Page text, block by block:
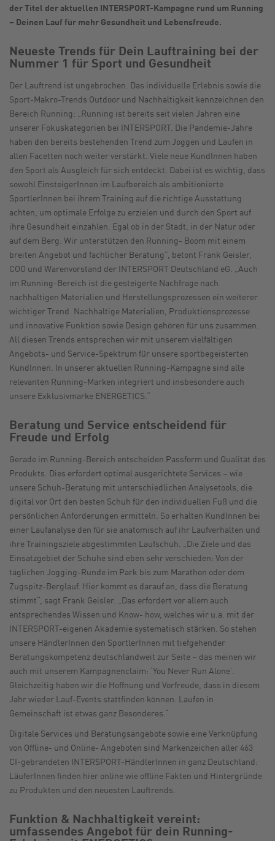
der Titel der aktuellen INTERSPORT-Kampagne rund um Running
– Deinen Lauf für mehr Gesundheit und Lebensfreude.
Neueste Trends für Dein Lauftraining bei der
Nummer 1 für Sport und Gesundheit
Der Lauftrend ist ungebrochen. Das individuelle Erlebnis sowie die
Sport-Makro-Trends Outdoor und Nachhaltigkeit kennzeichnen den
Bereich Running: „Running ist bereits seit vielen Jahren eine
unserer Fokuskategorien bei INTERSPORT. Die Pandemie-Jahre
haben den bereits bestehenden Trend zum Joggen und Laufen in
allen Facetten noch weiter verstärkt. Viele neue KundInnen haben
den Sport als Ausgleich für sich entdeckt. Dabei ist es wichtig, dass
sowohl EinsteigerInnen im Laufbereich als ambitionierte
SportlerInnen bei ihrem Training auf die richtige Ausstattung
achten, um optimale Erfolge zu erzielen und durch den Sport auf
ihre Gesundheit einzahlen. Egal ob in der Stadt, in der Natur oder
auf dem Berg: Wir unterstützen den Running- Boom mit einem
breiten Angebot und fachlicher Beratung”, betont Frank Geisler,
COO und Warenvorstand der INTERSPORT Deutschland eG. „Auch
im Running-Bereich ist die gesteigerte Nachfrage nach
nachhaltigen Materialien und Herstellungsprozessen ein weiterer
wichtiger Trend. Nachhaltige Materialien, Produktionsprozesse
und innovative Funktion sowie Design gehören für uns zusammen.
All diesen Trends entsprechen wir mit unserem vielfältigen
Angebots- und Service-Spektrum für unsere sportbegeisterten
KundInnen. In unserer aktuellen Running-Kampagne sind alle
relevanten Running-Marken integriert und insbesondere auch
unsere Exklusivmarke ENERGETICS.“
Beratung und Service entscheidend für
Freude und Erfolg
Gerade im Running-Bereich entscheiden Passform und Qualität des
Produkts. Dies erfordert optimal ausgerichtete Services – wie
unsere Schuh-Beratung mit unterschiedlichen Analysetools, die
digital vor Ort den besten Schuh für den individuellen Fuß und die
persönlichen Anforderungen ermitteln. So erhalten KundInnen bei
einer Laufanalyse den für sie anatomisch auf ihr Laufverhalten und
ihre Trainingsziele abgestimmten Laufschuh. „Die Ziele und das
Einsatzgebiet der Schuhe sind eben sehr verschieden: Von der
täglichen Jogging-Runde im Park bis zum Marathon oder dem
Zugspitz-Berglauf. Hier kommt es darauf an, dass die Beratung
stimmt“, sagt Frank Geisler. „Das erfordert vor allem auch
entsprechendes Wissen und Know- how, welches wir u.a. mit der
INTERSPORT-eigenen Akademie systematisch stärken. So stehen
unsere HändlerInnen den SportlerInnen mit tiefgehender
Beratungskompetenz deutschlandweit zur Seite – das meinen wir
auch mit unserem Kampagnenclaim: ‘You Never Run Alone’.
Gleichzeitig haben wir die Hoffnung und Vorfreude, dass in diesem
Jahr wieder Lauf-Events stattfinden können. Laufen in
Gemeinschaft ist etwas ganz Besonderes.“
Digitale Services und Beratungsangebote sowie eine Verknüpfung
von Offline- und Online- Angeboten sind Markenzeichen aller 463
CI-gebrandeten INTERSPORT-HändlerInnen in ganz Deutschland:
LäuferInnen finden hier online wie offline Fakten und Hintergründe
zu Produkten und den neuesten Lauftrends.
Funktion & Nachhaltigkeit vereint:
umfassendes Angebot für dein Running-